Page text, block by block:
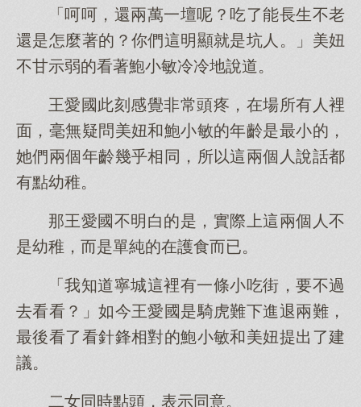
「呵呵，還兩萬一壇呢？吃了能長生不老
還是怎麼著的？你們這明顯就是坑人。」美妞
不甘示弱的看著鮑小敏冷冷地說道。
王愛國此刻感覺非常頭疼，在場所有人裡
面，毫無疑問美妞和鮑小敏的年齡是最小的，
她們兩個年齡幾乎相同，所以這兩個人說話都
有點幼稚。
那王愛國不明白的是，實際上這兩個人不
是幼稚，而是單純的在護食而已。
「我知道寧城這裡有一條小吃街，要不過
去看看？」如今王愛國是騎虎難下進退兩難，
最後看了看針鋒相對的鮑小敏和美妞提出了建
議。
二女同時點頭，表示同意。